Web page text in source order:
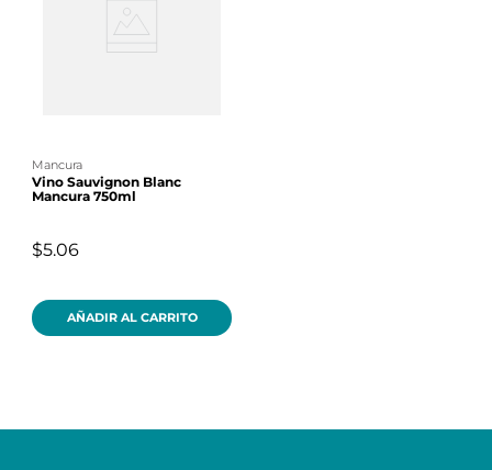
mancura
Vino Sauvignon Blanc
Mancura 750ml
$5.06
AÑADIR AL CARRITO